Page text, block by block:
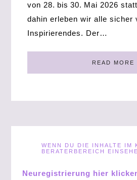
von 28. bis 30. Mai 2026
dahin erleben wir alle sicher
Inspirierendes. Der…
READ MORE
WENN DU DIE INHALTE IM
BERATERBEREICH
Neuregistrierung hier